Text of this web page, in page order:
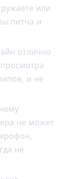
или
питча и
отлично
и не
не может
не